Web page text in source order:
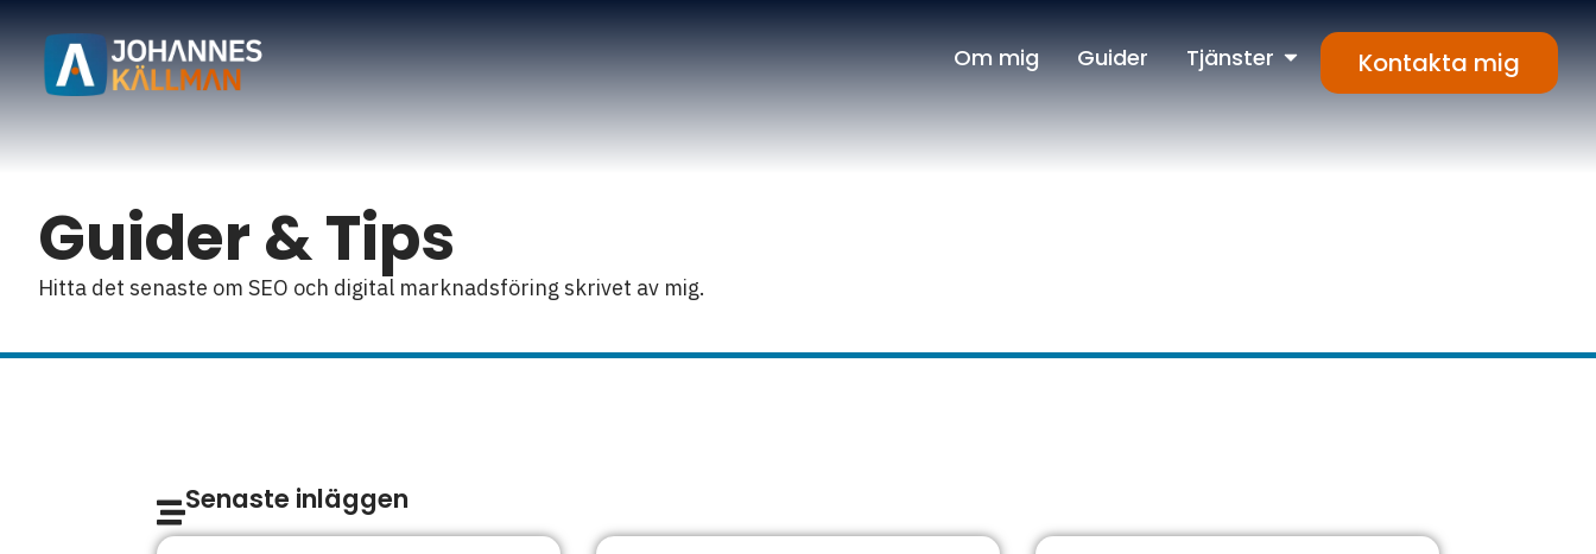
Om mig Guider Tjänster Kontakta mig
Guider & Tips
Hitta det senaste om SEO och digital marknadsföring skrivet av mig.
Senaste inläggen